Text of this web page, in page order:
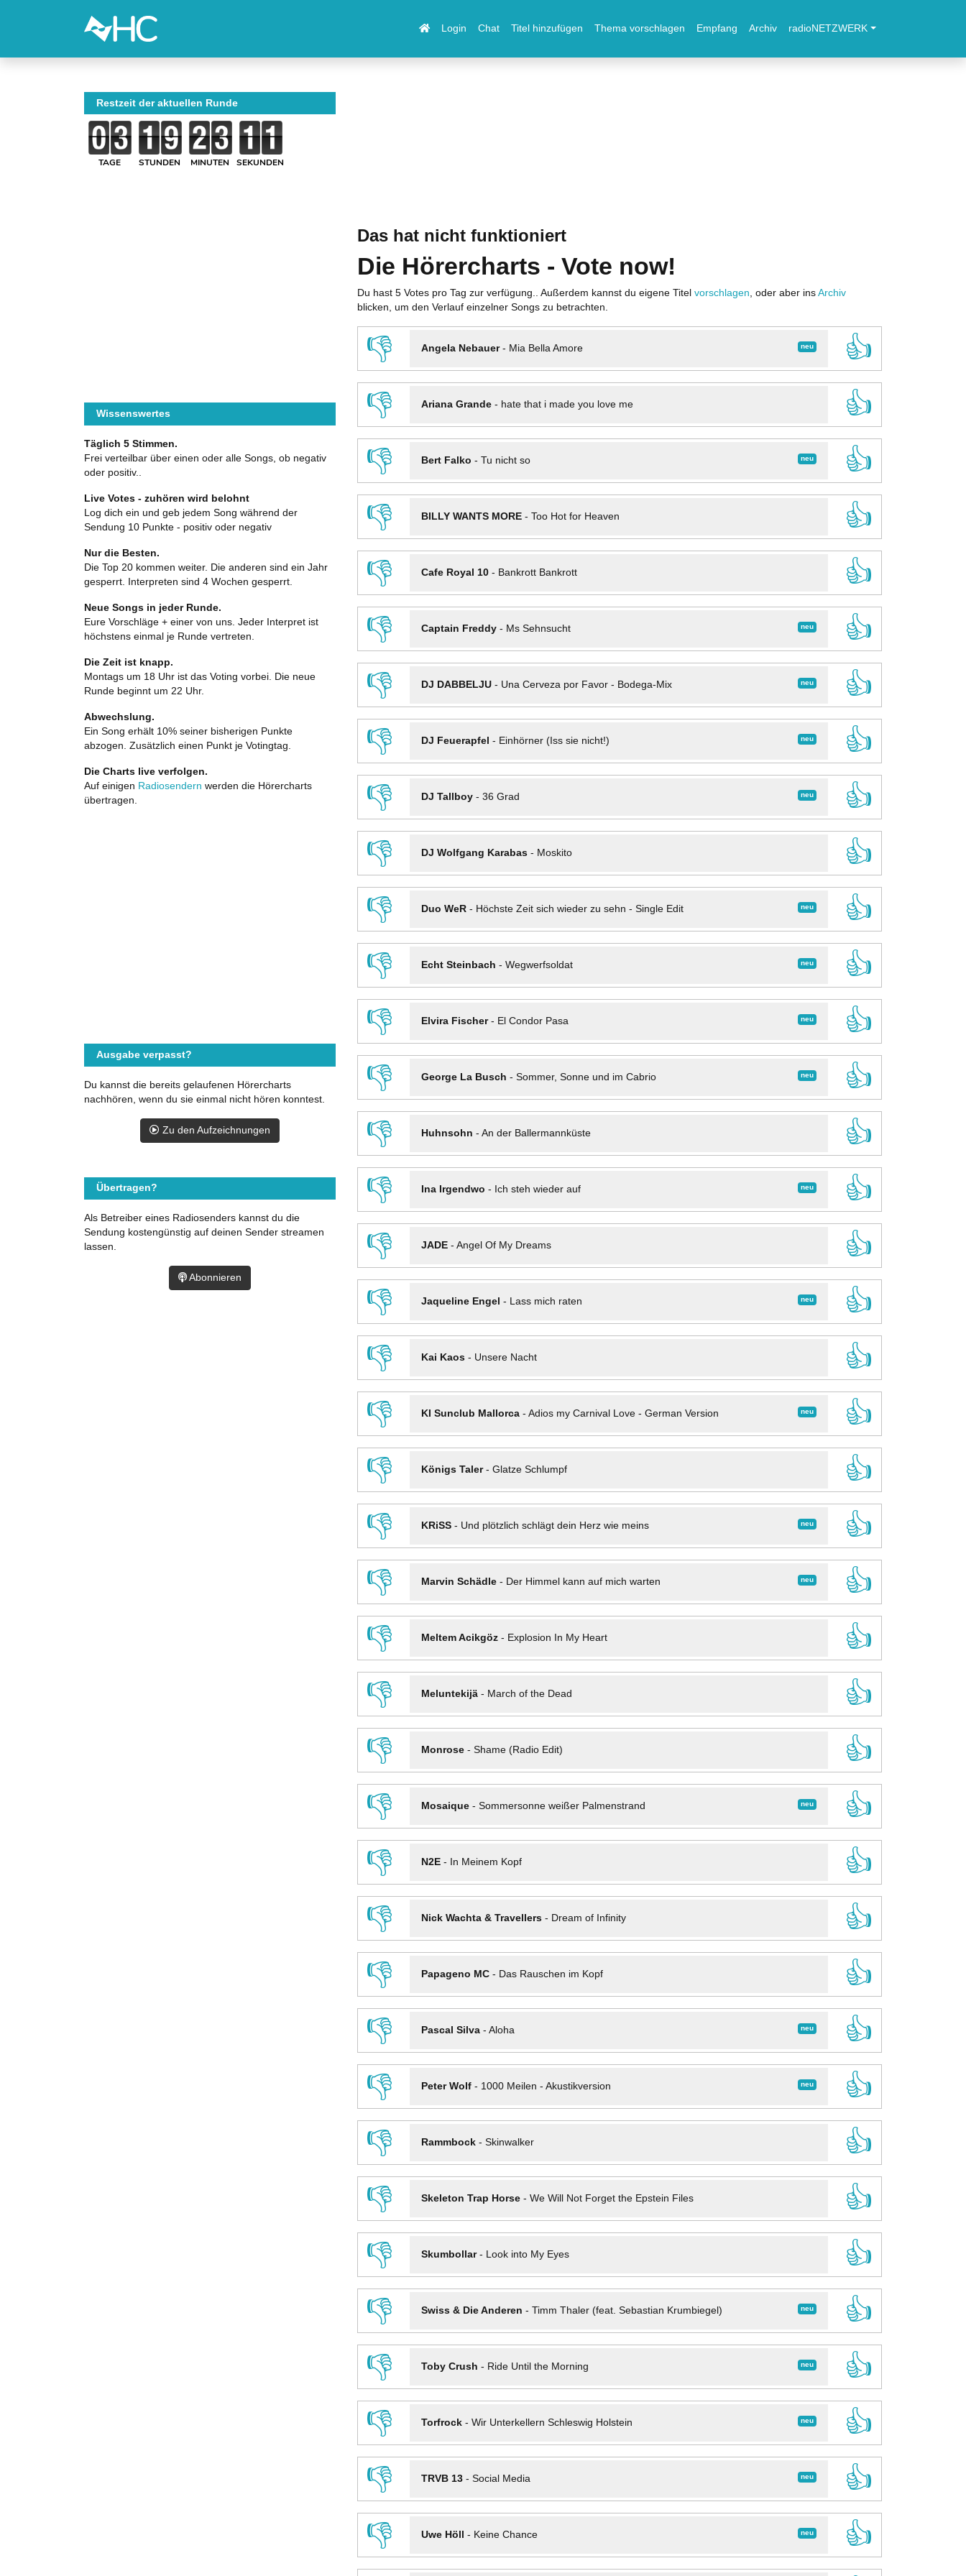
Login Chat Titel hinzufügen Thema vorschlagen Empfang Archiv radioNETZWERK
Das hat nicht funktioniert
Die Hörercharts - Vote now!
Du hast 5 Votes pro Tag zur verfügung.. Außerdem kannst du eigene Titel vorschlagen , oder aber ins Archiv
blicken, um den Verlauf einzelner Songs zu betrachten.
👎 neu
Angela Nebauer- Mia Bella Amore
👍
👎
Ariana Grande- hate that i made you love me
👍
👎
neu
Bert Falko - Tu nicht so
👍
👎
BILLY WANTS MORE- Too Hot for Heaven
👍
👎
Cafe Royal 10- Bankrott Bankrott
👍
👎
neu
Captain Freddy- Ms Sehnsucht
👍
👎
neu
DJ DABBELJU- Una Cerveza por Favor - Bodega-Mix
👍
👎
neu
DJ Feuerapfel - Einhörner (Iss sie nicht!)
👍
👎
neu
DJ Tallboy- 36 Grad
👍
👎
DJ Wolfgang Karabas- Moskito
👍
👎
neu
Duo WeR- Höchste Zeit sich wieder zu sehn - Single Edit
👍
👎
neu
Echt Steinbach - Wegwerfsoldat
👍
👎
neu
Elvira Fischer- El Condor Pasa
👍
👎
neu
George La Busch - Sommer, Sonne und im Cabrio
👍
👎
Huhnsohn - An der Ballermannküste
👍
👎
neu
Ina Irgendwo - Ich steh wieder auf
👍
👎
JADE- Angel Of My Dreams
👍
👎
neu
Jaqueline Engel - Lass mich raten
👍
👎
Kai Kaos- Unsere Nacht
👍
👎
neu
KI Sunclub Mallorca- Adios my Carnival Love - German Version
👍
👎
Königs Taler- Glatze Schlumpf
👍
👎
neu
KRiSS- Und plötzlich schlägt dein Herz wie meins
👍
👎
neu
Marvin Schädle- Der Himmel kann auf mich warten
👍
👎
Meltem Acikgöz- Explosion In My Heart
👍
👎
Meluntekijä- March of the Dead
👍
👎
Monrose- Shame (Radio Edit)
👍
👎
neu
Mosaique- Sommersonne weißer Palmenstrand
👍
👎
N2E- In Meinem Kopf
👍
👎
Nick Wachta & Travellers- Dream of Infinity
👍
👎
Papageno MC- Das Rauschen im Kopf
👍
👎
neu
Pascal Silva- Aloha
👍
👎
neu
Peter Wolf- 1000 Meilen - Akustikversion
👍
👎
Rammbock- Skinwalker
👍
👎
Skeleton Trap Horse- We Will Not Forget the Epstein Files
👍
👎
Skumbollar- Look into My Eyes
👍
👎
neu
Swiss & Die Anderen - Timm Thaler (feat. Sebastian Krumbiegel)
👍
👎
neu
Toby Crush - Ride Until the Morning
👍
👎
neu
Torfrock- Wir Unterkellern Schleswig Holstein
👍
👎
neu
TRVB 13- Social Media
👍
👎
neu
Uwe Höll - Keine Chance
👍
Restzeit der aktuellen Runde
TAGE STUNDEN MINUTEN SEKUNDEN
Wissenswertes
Täglich 5 Stimmen.
Frei verteilbar über einen oder alle Songs, ob negativ
oder positiv..
Live Votes - zuhören wird belohnt
Log dich ein und geb jedem Song während der
Sendung 10 Punkte - positiv oder negativ
Nur die Besten.
Die Top 20 kommen weiter. Die anderen sind ein Jahr
gesperrt. Interpreten sind 4 Wochen gesperrt.
Neue Songs in jeder Runde.
Eure Vorschläge + einer von uns. Jeder Interpret ist
höchstens einmal je Runde vertreten.
Die Zeit ist knapp.
Montags um 18 Uhr ist das Voting vorbei. Die neue
Runde beginnt um 22 Uhr.
Abwechslung.
Ein Song erhält 10% seiner bisherigen Punkte
abzogen. Zusätzlich einen Punkt je Votingtag.
Die Charts live verfolgen.
Auf einigen Radiosendern werden die Hörercharts
übertragen.
Ausgabe verpasst?
Du kannst die bereits gelaufenen Hörercharts
nachhören, wenn du sie einmal nicht hören konntest.
Zu den Aufzeichnungen
Übertragen?
Als Betreiber eines Radiosenders kannst du die
Sendung kostengünstig auf deinen Sender streamen
lassen.
Abonnieren